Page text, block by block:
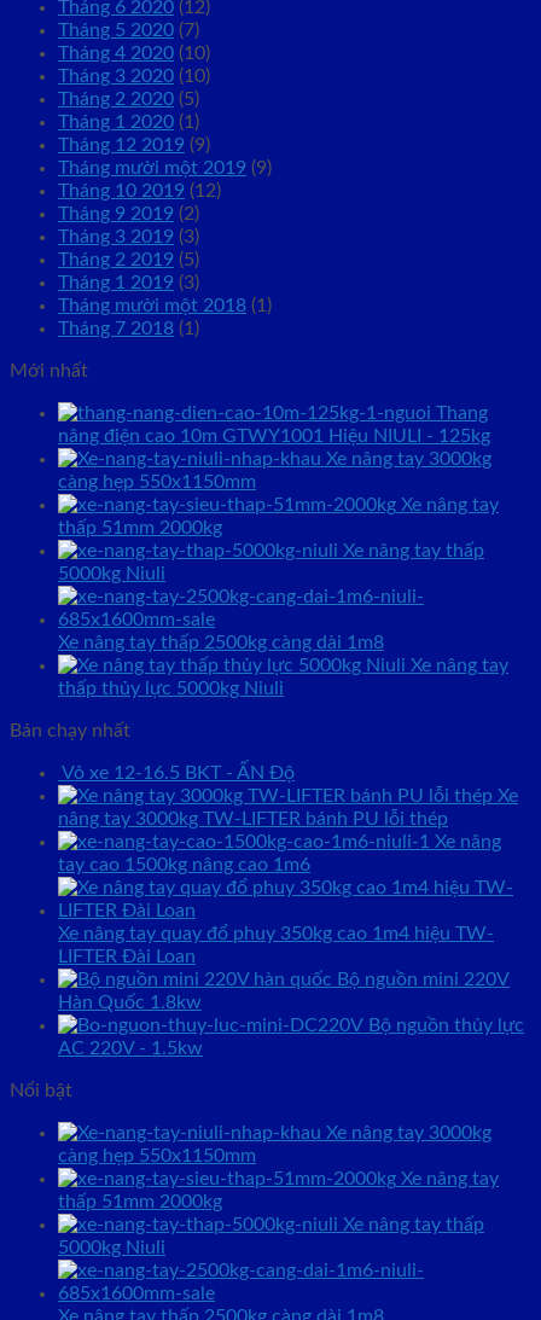
Tháng 6 2020 (12)
Tháng 5 2020 (7)
Tháng 4 2020 (10)
Tháng 3 2020 (10)
Tháng 2 2020 (5)
Tháng 1 2020 (1)
Tháng 12 2019 (9)
Tháng mười một 2019 (9)
Tháng 10 2019 (12)
Tháng 9 2019 (2)
Tháng 3 2019 (3)
Tháng 2 2019 (5)
Tháng 1 2019 (3)
Tháng mười một 2018 (1)
Tháng 7 2018 (1)
Mới nhất
Thang
nâng điện cao 10m GTWY1001 Hiệu NIULI - 125kg
Xe nâng tay 3000kg
càng hẹp 550x1150mm
Xe nâng tay
thấp 51mm 2000kg
Xe nâng tay thấp
5000kg Niuli
Xe nâng tay thấp 2500kg càng dài 1m8
Xe nâng tay
thấp thủy lực 5000kg Niuli
Bán chạy nhất
Vỏ xe 12-16.5 BKT - ẤN Độ
Xe
nâng tay 3000kg TW-LIFTER bánh PU lỗi thép
Xe nâng
tay cao 1500kg nâng cao 1m6
Xe nâng tay quay đổ phuy 350kg cao 1m4 hiệu TW-
LIFTER Đài Loan
Bộ nguồn mini 220V
Hàn Quốc 1.8kw
Bộ nguồn thủy lực
AC 220V - 1.5kw
Nổi bật
Xe nâng tay 3000kg
càng hẹp 550x1150mm
Xe nâng tay
thấp 51mm 2000kg
Xe nâng tay thấp
5000kg Niuli